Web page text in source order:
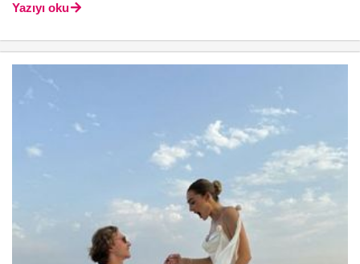
Yazıyı oku